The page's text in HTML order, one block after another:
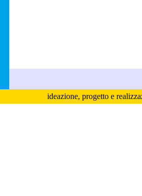
ideazione, progetto e